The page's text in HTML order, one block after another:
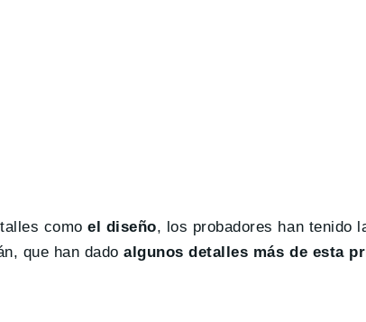
comoel diseño, los probadores han tenido
que han dadoalgunos detalles más de esta